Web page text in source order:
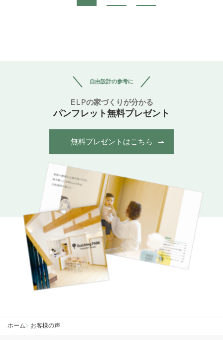
自由設計の参考に
ELPの家づくりが分かる
パンフレット無料プレゼント
無料プレゼントはこちら
ホーム お客様の声